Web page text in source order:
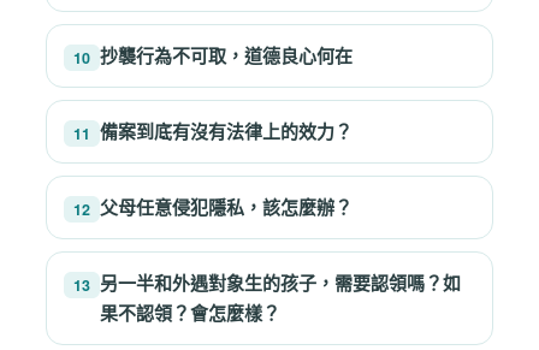
10 抄襲行為不可取，道德良心何在
11 備案到底有沒有法律上的效力？
12 父母任意侵犯隱私，該怎麼辦？
13 另一半和外遇對象生的孩子，需要認領嗎？如
果不認領？會怎麼樣？